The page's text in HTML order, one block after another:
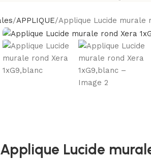
APPLIQUE Applique Lucide murale
Applique Lucide